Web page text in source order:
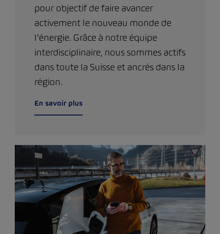
pour objectif de faire avancer
activement le nouveau monde de
l’énergie. Grâce à notre équipe
interdisciplinaire, nous sommes actifs
dans toute la Suisse et ancrés dans la
région.
En savoir plus